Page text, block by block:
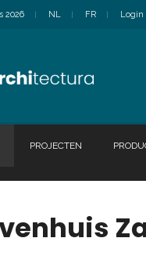
2026 NL FR Login
PROJECTEN